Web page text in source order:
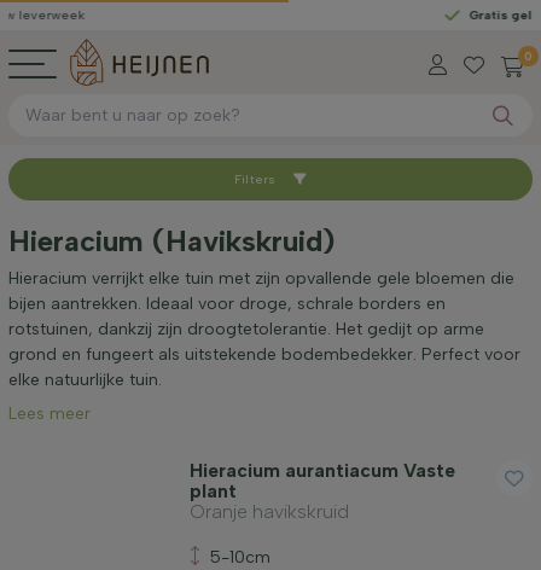
Gratis geleverd
0
Sorteer op
Standplaats
Toepassing
Bloeikleur
Filters
Hieracium (Havikskruid)
Hieracium verrijkt elke tuin met zijn opvallende gele bloemen die
bijen aantrekken. Ideaal voor droge, schrale borders en
rotstuinen, dankzij zijn droogtetolerantie. Het gedijt op arme
grond en fungeert als uitstekende bodembedekker. Perfect voor
elke natuurlijke tuin.
Lees meer
Hieracium aurantiacum Vaste
plant
Oranje havikskruid
5-10cm